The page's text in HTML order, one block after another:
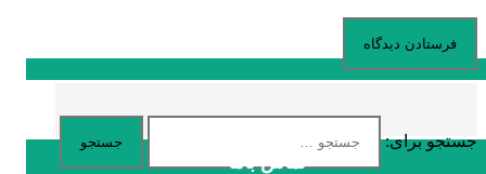
جستجو برای:
تماس باما